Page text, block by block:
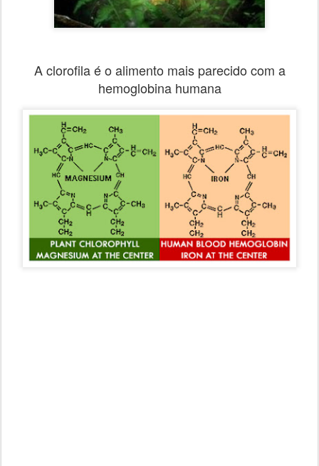
A clorofila é o alimento mais parecido com a
hemoglobina humana